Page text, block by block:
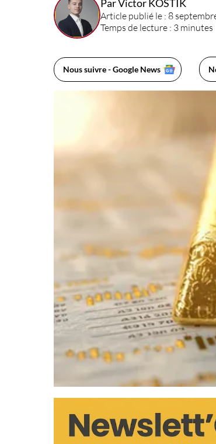
Par Victor KOSTIK
Article publié le : 8
Temps de lecture : 3 minutes
Nous suivre - Google News